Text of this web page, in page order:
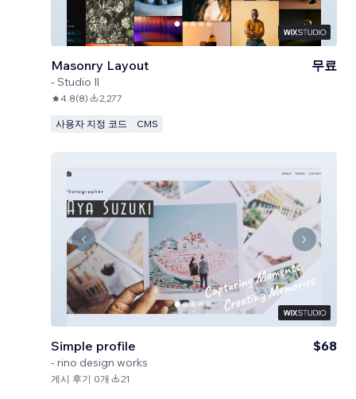
Masonry Layout
- Studio Il
무료
4.8(8) 2,277
사용자 지정 코드 CMS
Simple profile
- rino design works
$68
게시 후기 0개 21